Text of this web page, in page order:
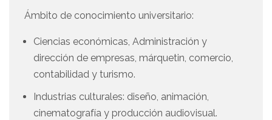
Ámbito de conocimiento universitario:
Ciencias económicas, Administración y
dirección de empresas, márquetin, comercio,
contabilidad y turismo.
Industrias culturales: diseño, animación,
cinematografía y producción audiovisual.